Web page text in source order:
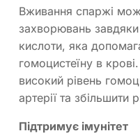
Вживання спаржі
захворювань
кислоти, яка
гомоцистеїну в
високий рівень
артерії та збільшити
Підтримує імунітет